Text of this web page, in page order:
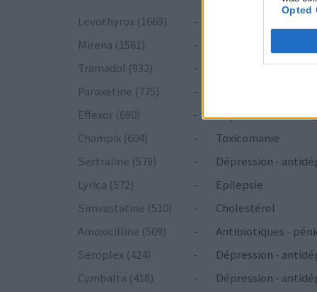
Opted
Levothyrox (1669) -
Mirena (1581)
-
Tramadol (932)
-
Douleurs -
Paroxetine (775)
-
Dépression -
Effexor (690)
-
Dépression -
Champix (604)
-
Toxicomanie
Sertraline (579)
-
Dépression -
Lyrica (572)
-
Epilepsie
Simvastatine (510)
-
Cholestérol
Amoxicilline (509)
-
Antibiotiques -
Seroplex (424)
-
Dépression -
Cymbalta (418)
-
Dépression -